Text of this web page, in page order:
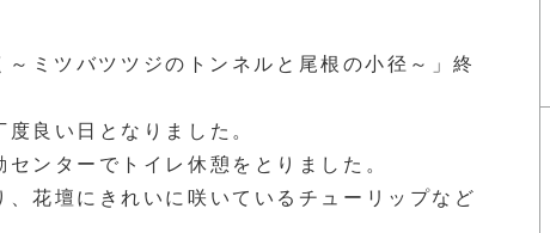
ミツバツツジのトンネルと尾根の小径～」終
良い日となりました。
ンターでトイレ休憩をとりました。
花壇にきれいに咲いているチューリップなど